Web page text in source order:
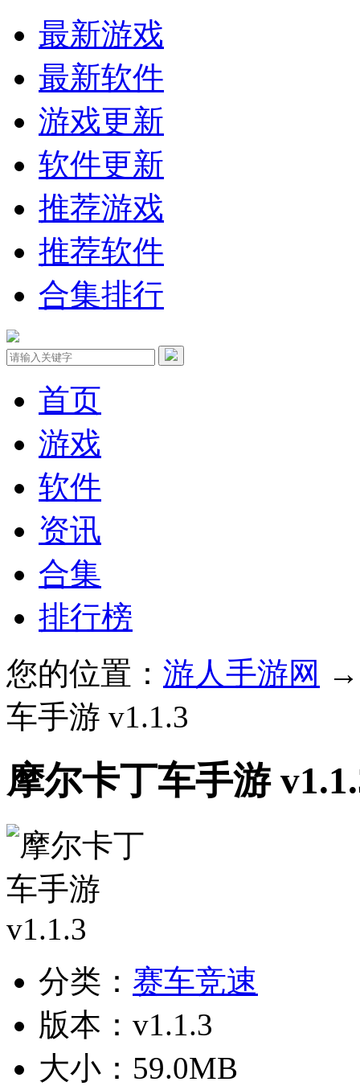
最新游戏
最新软件
游戏更新
软件更新
推荐游戏
推荐软件
合集排行
首页
游戏
软件
资讯
合集
排行榜
您的位置： 游人手游网
车手游 v1.1.3
摩尔卡丁车手游
分类： 赛车竞速
版本：v1.1.3
大小：59.0MB